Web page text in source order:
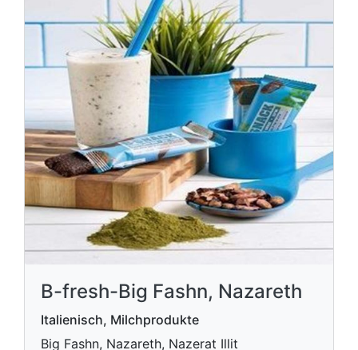
B-fresh-Big Fashn, Nazareth
Italienisch, Milchprodukte
Big Fashn, Nazareth, Nazerat Illit